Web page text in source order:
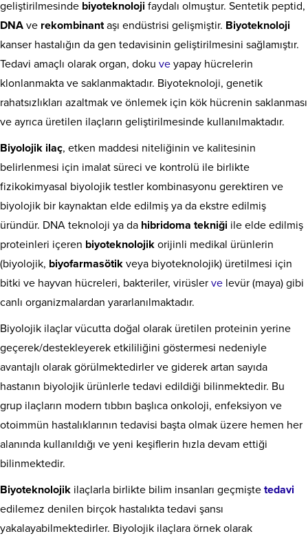
geliştirilmesinde biyoteknoloji faydalı olmuştur. Sentetik peptid,
DNA ve rekombinantaşı endüstrisi gelişmiştir. Biyoteknoloji
kanser hastalığın da gen tedavisinin geliştirilmesini sağlamıştır.
Tedavi amaçlı olarak organ, doku ve yapay hücrelerin
klonlanmakta ve saklanmaktadır. Biyoteknoloji, genetik
rahatsızlıkları azaltmak ve önlemek için kök hücrenin saklanması
ve ayrıca üretilen ilaçların geliştirilmesinde kullanılmaktadır.
Biyolojik ilaç, etken maddesi niteliğinin ve kalitesinin
belirlenmesi için imalat süreci ve kontrolü ile birlikte
fizikokimyasal biyolojik testler kombinasyonu gerektiren ve
biyolojik bir kaynaktan elde edilmiş ya da ekstre edilmiş
üründür. DNA teknoloji ya da hibridoma tekniği ile elde edilmiş
proteinleri içeren biyoteknolojik orijinli medikal ürünlerin
(biyolojik, biyofarmasötik veya biyoteknolojik) üretilmesi için
bitki ve hayvan hücreleri, bakteriler, virüsler ve levür (maya) gibi
canlı organizmalardan yararlanılmaktadır.
Biyolojik ilaçlar vücutta doğal olarak üretilen proteinin yerine
geçerek/destekleyerek etkililiğini göstermesi nedeniyle
avantajlı olarak görülmektedirler ve giderek artan sayıda
hastanın biyolojik ürünlerle tedavi edildiği bilinmektedir. Bu
grup ilaçların modern tıbbın başlıca onkoloji, enfeksiyon ve
otoimmün hastalıklarının tedavisi başta olmak üzere hemen her
alanında kullanıldığı ve yeni keşiflerin hızla devam ettiği
bilinmektedir.
Biyoteknolojik ilaçlarla birlikte bilim insanları geçmişte tedavi
edilemez denilen birçok hastalıkta tedavi şansı
yakalayabilmektedirler. Biyolojik ilaçlara örnek olarak